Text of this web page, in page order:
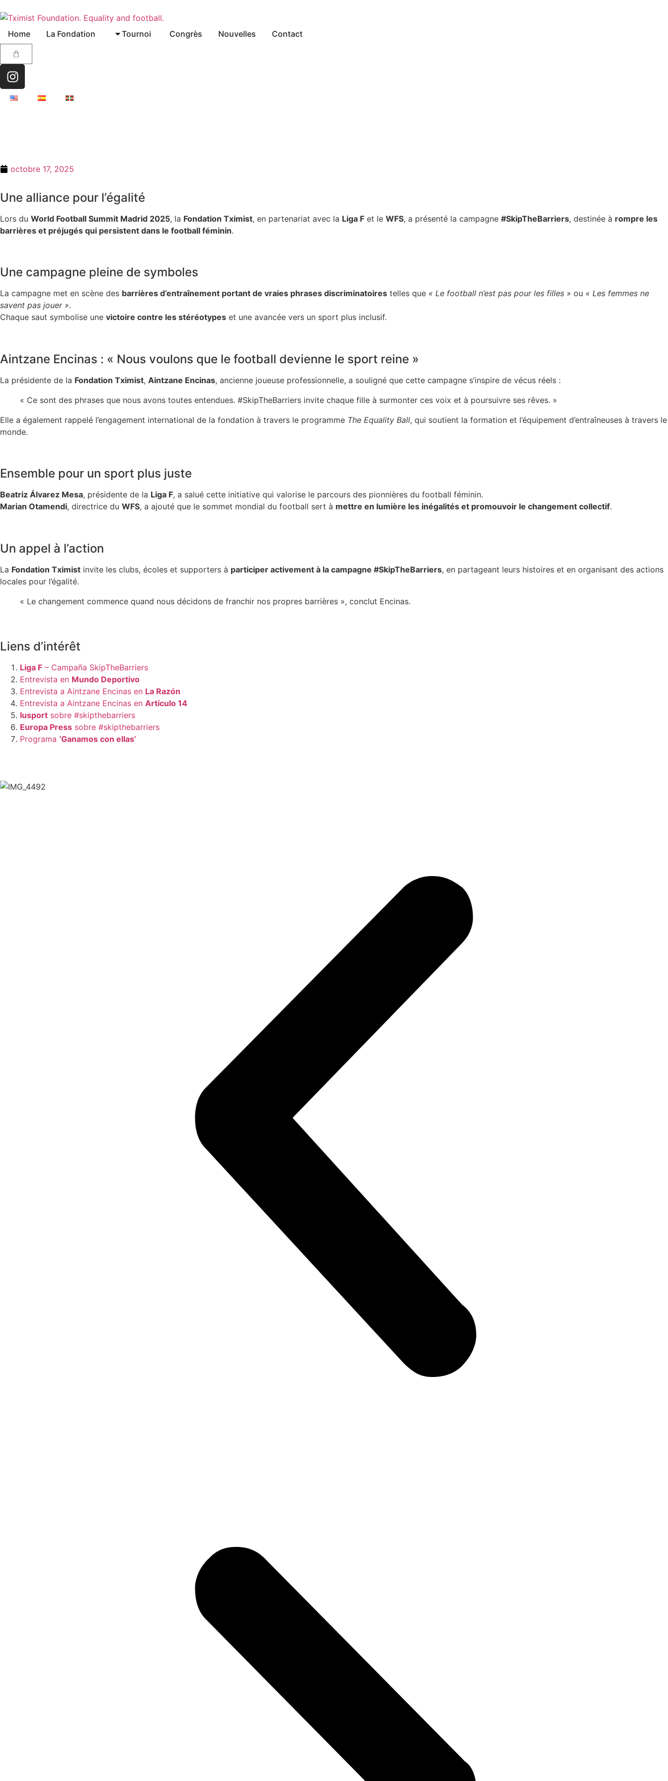
Home La Fondation Tournoi Congrès Nouvelles Contact
octobre 17, 2025
Une alliance pour l’égalité
Lors du World Football Summit Madrid 2025, la Fondation Tximist, en partenariat avec la Liga F et le WFS, a présenté la campagne #SkipTheBarriers, destinée à rompre les
barrières et préjugés qui persistent dans le football féminin.
Une campagne pleine de symboles
La campagne met en scène des barrières d’entraînement portant de vraies phrases discriminatoires telles que « Le football n’est pas pour les filles » ou « Les femmes ne
savent pas jouer ».
Chaque saut symbolise une victoire contre les stéréotypes et une avancée vers un sport plus inclusif.
Aintzane Encinas : « Nous voulons que le football devienne le sport reine »
La présidente de la Fondation Tximist, Aintzane Encinas, ancienne joueuse professionnelle, a souligné que cette campagne s’inspire de vécus réels :
« Ce sont des phrases que nous avons toutes entendues. #SkipTheBarriers invite chaque fille à surmonter ces voix et à poursuivre ses rêves. »
Elle a également rappelé l’engagement international de la fondation à travers le programme The Equality Ball, qui soutient la formation et l’équipement d’entraîneuses à travers le
monde.
Ensemble pour un sport plus juste
Beatriz Álvarez Mesa, présidente de la Liga F, a salué cette initiative qui valorise le parcours des pionnières du football féminin.
Marian Otamendi, directrice du WFS, a ajouté que le sommet mondial du football sert à mettre en lumière les inégalités et promouvoir le changement collectif.
Un appel à l’action
La Fondation Tximist invite les clubs, écoles et supporters à participer activement à la campagne #SkipTheBarriers, en partageant leurs histoires et en organisant des actions
locales pour l’égalité.
« Le changement commence quand nous décidons de franchir nos propres barrières », conclut Encinas.
Liens d’intérêt
Liga F – Campaña SkipTheBarriers
Entrevista en Mundo Deportivo
Entrevista a Aintzane Encinas en La Razón
Entrevista a Aintzane Encinas en Artículo 14
Iusport sobre #skipthebarriers
Europa Press sobre #skipthebarriers
Programa ‘Ganamos con ellas’